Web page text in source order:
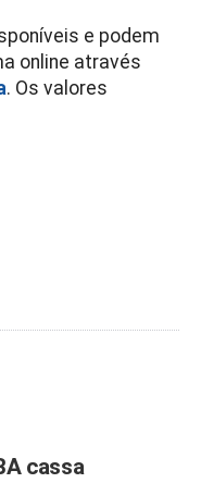
e podem
online através
. Os valores
cassa